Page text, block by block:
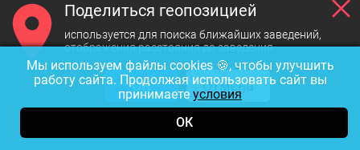
Поделиться геопозицией
используется для поиска ближайших заведений,
отображения расстояния до заведения
ОК Отмена
Мы используем файлы cookies 🍪, чтобы улучшить
работу сайта. Продолжая использовать сайт вы
принимаете условия
ОК